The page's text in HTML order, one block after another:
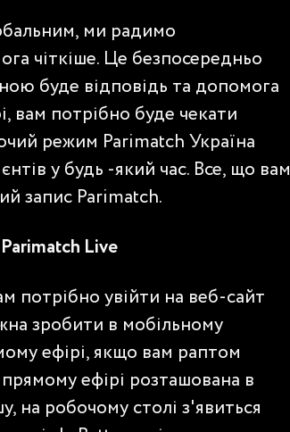
ми радимо
чіткіше. Це безпосередньо
буде відповідь та допомога
вам потрібно буде чекати
режим Parimatch Україна
у будь -який час. Все, що вам
запис Parimatch.
Live
потрібно увійти на веб-сайт
зробити в мобільному
ефірі, якщо вам раптом
ефірі розташована в
на робочому столі з'явиться